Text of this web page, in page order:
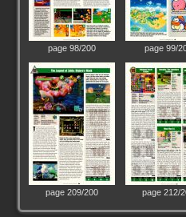
page 98/200 page 99/
page 209/200 page 212/